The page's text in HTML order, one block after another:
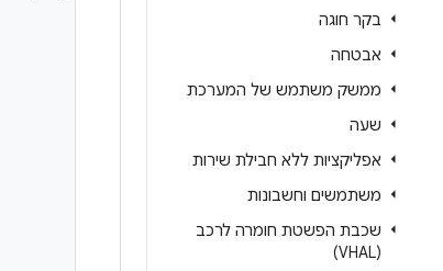
בקר חוגה
אבטחה
ממשק משתמש של המערכת
שעה
אפליקציות ללא חבילת שירות
משתמשים וחשבונות
שכבת הפשטת חומרה לרכב
(VHAL)